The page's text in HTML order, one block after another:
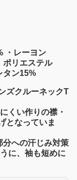
・レーヨン
リエステル
タン15%
ズクルーネックT
くい作りの襟・
となっていま
分への汗じみ対策
に、袖も短めに